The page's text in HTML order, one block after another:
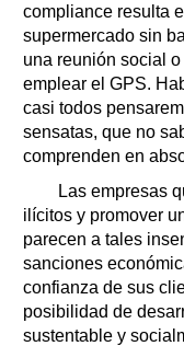
compliance resulta
supermercado sin
una reunión social
emplear el GPS.
casi todos
sensatas, que no
comprenden en
Las empresas
ilícitos y promover
parecen a tales
sanciones
confianza de sus
posibilidad de
sustentable y